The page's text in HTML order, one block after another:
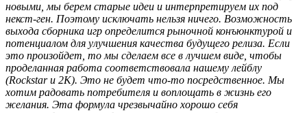
новыми, мы берем старые идеи и интерпретируем их под
некст-ген. Поэтому исключать нельзя ничего. Возможность
выхода сборника игр определится рыночной конъюнктурой и
потенциалом для улучшения качества будущего релиза. Если
это произойдет, то мы сделаем все в лучшем виде, чтобы
проделанная работа соответствовала нашему лейблу
(Rockstar и 2K). Это не будет что-то посредственное. Мы
хотим радовать потребителя и воплощать в жизнь его
желания. Эта формула чрезвычайно хорошо себя